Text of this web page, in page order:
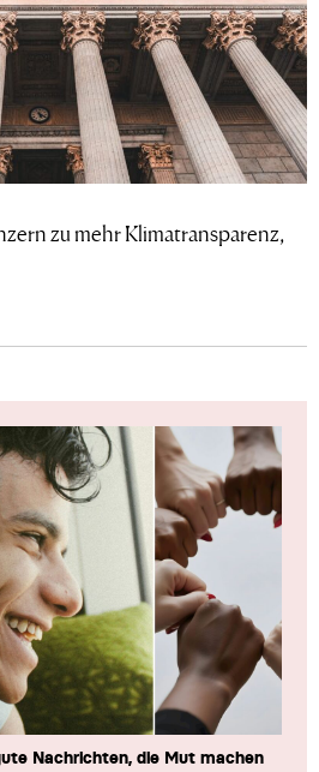
zu mehr Klimatransparenz,
Nachrichten, die Mut machen